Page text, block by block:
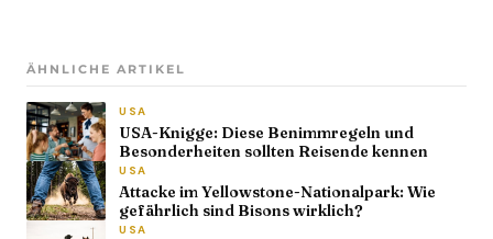
ÄHNLICHE ARTIKEL
USA
USA-Knigge: Diese Benimmregeln und
Besonderheiten sollten Reisende kennen
USA
Attacke im Yellowstone-Nationalpark: Wie
gefährlich sind Bisons wirklich?
USA